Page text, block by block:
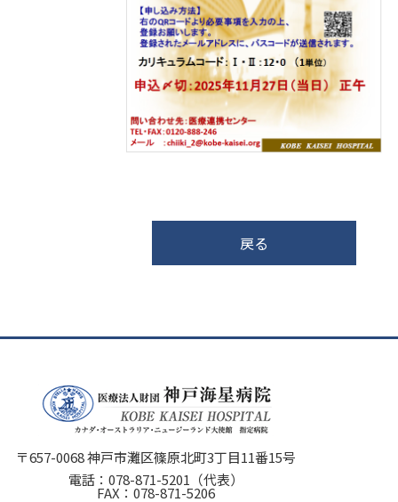
戻る
〒657-0068 神戸市灘区篠原北町3丁目11番15号
電話： 078-871-5201 （代表）
FAX：078-871-5206